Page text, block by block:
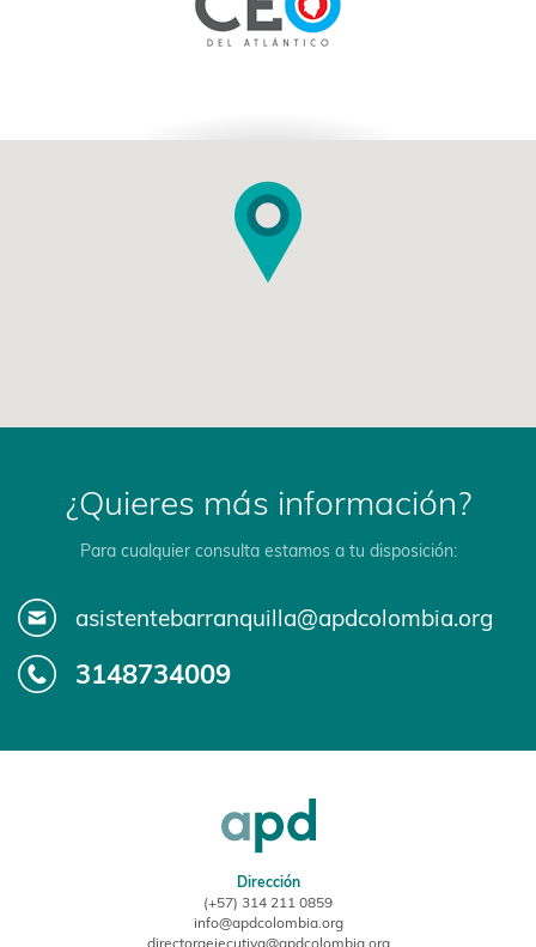
¿Quieres más información?
Para cualquier consulta estamos a tu disposición:
asistentebarranquilla@apdcolombia.org
3148734009
Dirección
(+57) 314 211 0859
info@apdcolombia.org
directoraejecutiva@apdcolombia.org